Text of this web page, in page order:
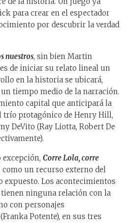
para crear en el espectador
por descubrir la verdad
nuestros, sin bien Martin
de iniciar su relato lineal un
en la historia se ubicará,
tiempo medio de la narración.
capital que anticipará la
trío protagónico de Henry Hill,
DeVito (Ray Liotta, Robert De
Corre Lola, corre
como un recurso externo del
expuesto. Los acontecimientos
ninguna relación con la
con personajes
Potente), en sus tres